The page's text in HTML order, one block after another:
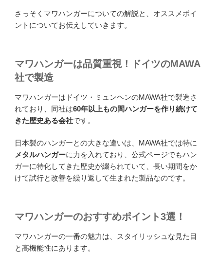
さっそくマワハンガーについての解説と、オススメポイ
ントについてお伝えしていきます。
マワハンガーは品質重視！ドイツのMAWA
社で製造
マワハンガーはドイツ・ミュンヘンのMAWA社で製造さ
れており、同社は60年以上もの間ハンガーを作り続けて
きた歴史ある会社です。
日本製のハンガーとの大きな違いは、MAWA社では特に
メタルハンガーに力を入れており、公式ページでもハン
ガーに特化してきた歴史が綴られていて、長い期間をか
けて試行と改善を繰り返して生まれた製品なのです。
マワハンガーのおすすめポイント3選！
マワハンガーの一番の魅力は、スタイリッシュな見た目
と高機能性にあります。